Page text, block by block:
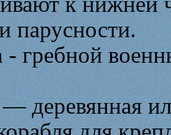
парусности.
- гребной
деревянная